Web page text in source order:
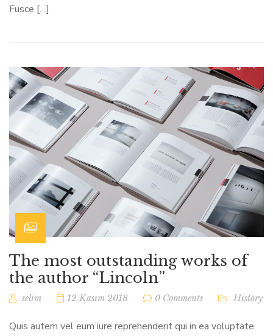
Fusce […]
The most outstanding works of
the author “Lincoln”
selim 12 Kasım 2018 0 Comments History
Quis autem vel eum iure reprehenderit qui in ea voluptate